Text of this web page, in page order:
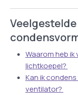
Waarom heb ik
lichtkoepel?
Kan ik
ventilator?